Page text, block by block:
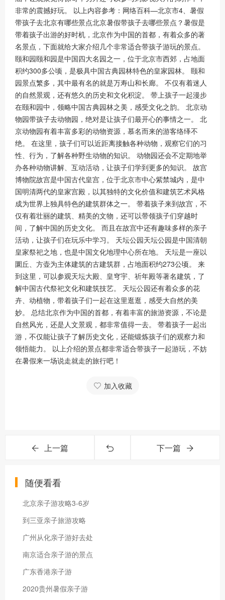
非常的震撼好玩。 以上内容参考：网络百科—北京市4、暑假
带孩子去北京有哪些景点北京暑假带孩子去哪些景点？暑假是
带着孩子出游的好时机，北京作为中国的首都，有着众多的著
名景点，下面就给大家介绍几个非常适合带孩子游玩的景点。
颐和园颐和园是中国四大名园之一，位于北京市西郊，占地面
积约300多公顷，是极具中国古典园林特色的皇家园林。 颐和
园景点繁多，其中最有名的就是万寿山和长廊。 不仅有着迷人
的自然景观，还有悠久的历史和文化积淀。 带上孩子一起漫步
在颐和园中，领略中国古典园林之美，感受文化之韵。 北京动
物园带孩子去动物园，绝对是让孩子们最开心的事情之一。 北
京动物园有着丰富多彩的动物资源，慕名而来的游客络绎不
绝。 在这里，孩子们可以近距离接触各种动物，观察它们的习
性、行为，了解各种野生动物的知识。 动物园还会不定期地举
办各种动物讲解、互动活动，让孩子们学到更多的知识。 故宫
博物院故宫是中国古代皇宫，位于北京市中心紫禁城内，是中
国明清两代的皇家宫殿，以其独特的文化价值和建筑艺术风格
成为世界上独具特色的建筑群体之一。 带着孩子来到故宫，不
仅有着壮丽的建筑、精美的文物，还可以带领孩子们穿越时
间，了解中国的历史文化。 而且在故宫中还有趣味多样的亲子
活动，让孩子们在玩乐中学习。 天坛公园天坛公园是中国清朝
皇家祭祀之地，也是中国文化地理中心所在地。 天坛是一座以
圜丘、方壶为主体建筑的古建筑群，占地面积约273公顷。 来
到这里，可以参观天坛大殿、皇穹宇、祈年殿等著名建筑，了
解中国古代祭祀文化和建筑技艺。 天坛公园还有着众多的花
卉、动植物，带着孩子们一起在这里逛逛，感受大自然的美
妙。 总结北京作为中国的首都，有着丰富的旅游资源，不论是
自然风光，还是人文景观，都非常值得一去。 带着孩子一起出
游，不仅能让孩子了解历史文化，还能锻炼孩子们的观察力和
领悟能力。 以上介绍的景点都非常适合带孩子一起游玩，不妨
在暑假来一场说走就走的旅行吧！
加入收藏
上一篇 下一篇
随便看看
北京亲子游攻略3-6岁
到三亚亲子旅游攻略
广州从化亲子游好去处
南京适合亲子游的景点
广东香港亲子游
2020贵州暑假亲子游